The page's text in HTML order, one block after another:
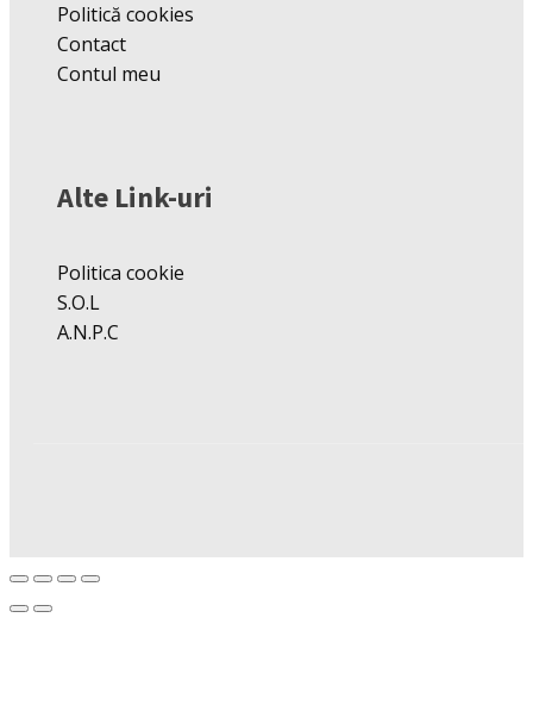
Politică cookies
Contact
Contul meu
Alte Link-uri
Politica cookie
S.O.L
A.N.P.C